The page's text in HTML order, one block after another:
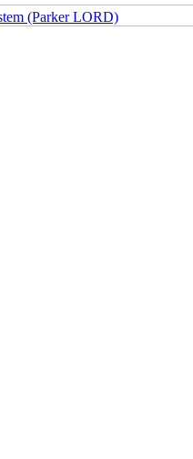
(Parker LORD)